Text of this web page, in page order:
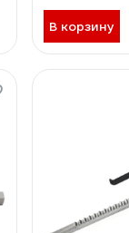
В корзину